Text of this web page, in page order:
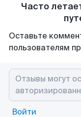
Часто
Оставьте
пользователям
Войти